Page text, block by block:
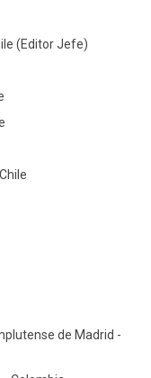
(Editor Jefe)
de Madrid -